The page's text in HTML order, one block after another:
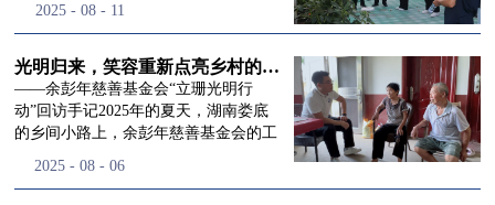
民、济世利人"的慈善理念所做出的突
流程，完成了新一届治理层的选举任
命，全新的第四届理事会正式组建完
成：选举彭志兵、徐滨、彭新英、李
栋、李玲辉、郭启兴、梅鑫为余彭年慈
余彭年慈善基金会第四届理事会监事。
徐滨先生当选余彭年慈善基金会第四届
市与县域，一趟趟奔赴偏远地区，只为
景，这份认可，也让我们更加笃定前行
的脚步。启动仪式落幕之后，我们没有
即刻返程，联合赤峰市残联的工作人
员、专业医护队伍走入乡间小路，随机
小路弯弯曲曲，两边是繁茂的林木，我
欣以及余彭年慈善基金会志愿者姜颖妍
峰市残联理事长孙德欣对我们“彭年光
明行动”给予了高度的肯定，他表示“彭
年光明行动”不仅仅是帮助白内障患者
恢复光明，最重要的是减轻了患者家庭
事业的生动体现。随后余彭年慈善基金
2025 - 08 - 11
光明归来，笑容重新点亮乡村的角落
——余彭年慈善基金会“立珊光明行
动”回访手记2025年的夏天，湖南娄底
的乡间小路上，余彭年慈善基金会的工
着一份特别的牵挂，走进了一个个普通
2025 - 08 - 06